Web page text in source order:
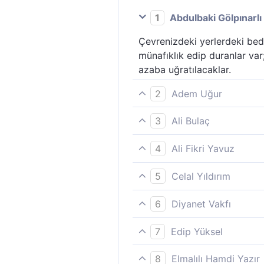
1
Abdulbaki Gölpınarlı
Çevrenizdeki yerlerdeki
münafıklık edip duranlar
azaba uğratılacaklar.
2
Adem Uğur
Çevrenizdeki bedevî
kazanmışlardır. Sen
itileceklerdir.
3
Ali Bulaç
Çevrenizdeki bedevilerden
Sen onları bilmezsin, Biz
döndürülecekler.
4
Ali Fikri Yavuz
Çevrenizdeki Bedevî’lerden
Sen, onları bilmezsin,
kıyamette, büyük bir azaba
5
Celal Yıldırım
Çevrenizdeki Bedevîler´den
siz onları bilmezsiniz, biz
6
Diyanet Vakfı
Çevrenizdeki bedevi
kazanmışlardır. Sen
itileceklerdir.
7
Edip Yüksel
Gerek çevrenizden ve
8
Elmalılı Hamdi Yazır